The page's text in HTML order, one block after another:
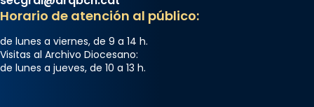
2 weeks ago
Memòria de les santes Juliana i
Semproniana, verges i màrtirs.
Horario de atención al público:
de lunes a viernes, de 9 a 14 h.
Visitas al Archivo Diocesano:
de lunes a jueves, de 10 a 13 h.